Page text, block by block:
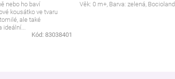
nebo ho baví
kousátko ve tvaru
ale také
ideální...
Kód: 83038401
Věk: 0 m+, Barva: zelená, Bocioland